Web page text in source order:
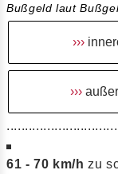
Bußgeld laut
›››
›››
61 - 70 km/h zu